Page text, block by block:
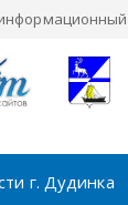
г. Дудинка